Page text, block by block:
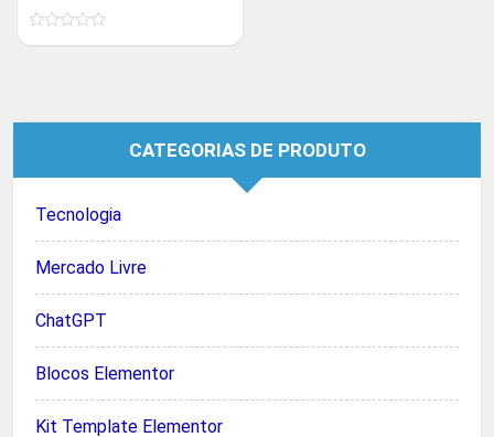
preço
original atual
CATEGORIAS DE PRODUTO
Tecnologia
Mercado Livre
ChatGPT
Blocos Elementor
Kit Template Elementor